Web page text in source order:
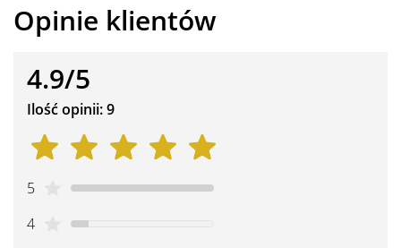
Opinie klientów
4.9/5
Ilość opinii: 9
5
4